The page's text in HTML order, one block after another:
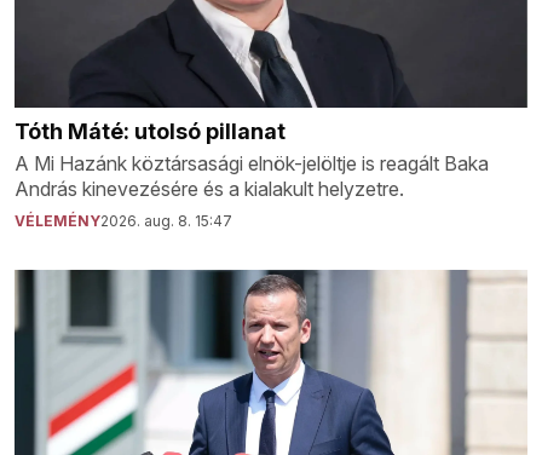
Tóth Máté: utolsó pillanat
A Mi Hazánk köztársasági elnök-jelöltje is reagált Baka
András kinevezésére és a kialakult helyzetre.
VÉLEMÉNY2026. aug. 8. 15:47